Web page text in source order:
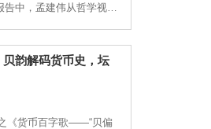
中，孟建伟从哲学视角
韵解码货币史，坛
《货币百字歌——“贝偏